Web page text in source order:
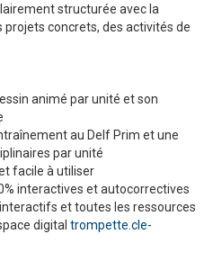
structurée avec la
concrets, des activités de
animé par unité et son
au Delf Prim et une
par unité
facile à utiliser
interactives et autocorrectives
et toutes les ressources
digital trompette.cle-